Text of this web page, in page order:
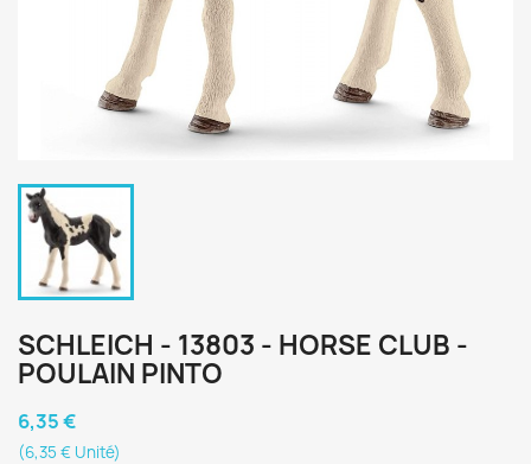
SCHLEICH - 13803 - HORSE CLUB -
POULAIN PINTO
6,35 €
(6,35 € Unité)